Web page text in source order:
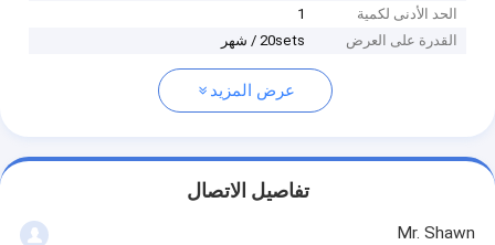
الحد الأدنى لكمية
1
القدرة على العرض
20sets / شهر
عرض المزيد
تفاصيل الاتصال
Mr. Shawn